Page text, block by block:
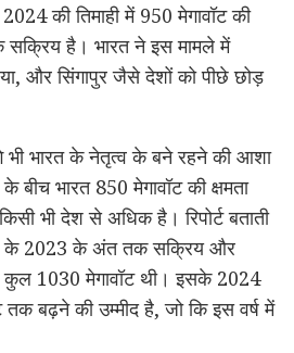
की तिमाही में 950 मेगावॉट की
सक्रिय है। भारत ने इस मामले में
और सिंगापुर जैसे देशों को पीछे छोड़
भी भारत के नेतृत्व के बने रहने की आशा
भारत 850 मेगावॉट की क्षमता
भी देश से अधिक है। रिपोर्ट बताती
के 2023 के अंत तक सक्रिय और
कुल 1030 मेगावॉट थी। इसके 2024
बढ़ने की उम्मीद है, जो कि इस वर्ष में